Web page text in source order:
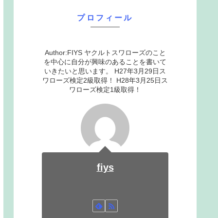
プロフィール
Author:FIYS ヤクルトスワローズのこと
を中心に自分が興味のあることを書いて
いきたいと思います。 H27年3月29日ス
ワローズ検定2級取得！ H28年3月25日ス
ワローズ検定1級取得！
fiys